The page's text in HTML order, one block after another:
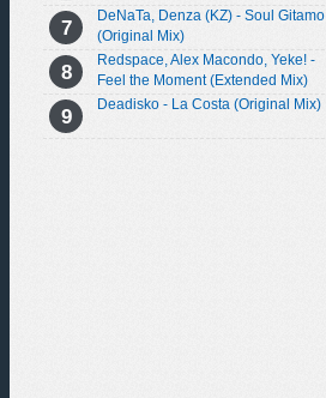
DeNaTa, Denza (KZ) - Soul Gitamo
(Original Mix)
Redspace, Alex Macondo, Yeke! -
Feel the Moment (Extended Mix)
Deadisko - La Costa (Original Mix)